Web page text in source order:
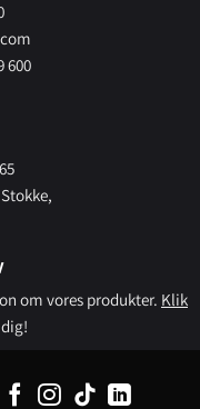
600
om vores produkter. Klik